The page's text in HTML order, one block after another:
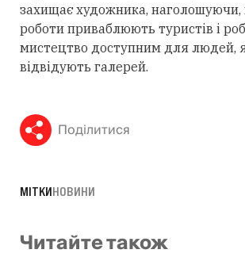
захищає художника, наголошуючи,
роботи приваблюють туристів і
мистецтво доступним для людей,
відвідують галерей.
Поділитися
МІТКИНОВИНИ
Читайте також